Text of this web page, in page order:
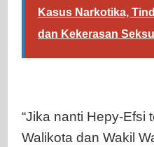
Kasus Narkotika,
dan Kekerasan
“Jika nanti Hepy-Efsi
Walikota dan Wakil